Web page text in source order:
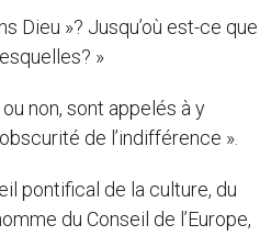
Dieu »? Jusqu’où est-ce que
»
non, sont appelés à y
de l’indifférence ».
pontifical de la culture, du
du Conseil de l’Europe,